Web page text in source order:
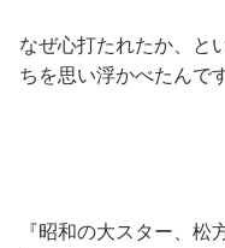
なぜ心打たれたか、と
ちを思い浮かべたんで
『昭和の大スター、松